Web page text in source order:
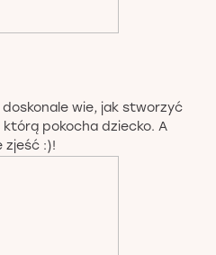
doskonale wie, jak stworzyć
którą pokocha dziecko. A
zjeść :)!